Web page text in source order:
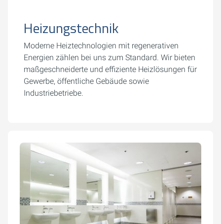
Heizungstechnik
Moderne Heiztechnologien mit regenerativen
Energien zählen bei uns zum Standard. Wir bieten
maßgeschneiderte und effiziente Heizlösungen für
Gewerbe, öffentliche Gebäude sowie
Industriebetriebe.